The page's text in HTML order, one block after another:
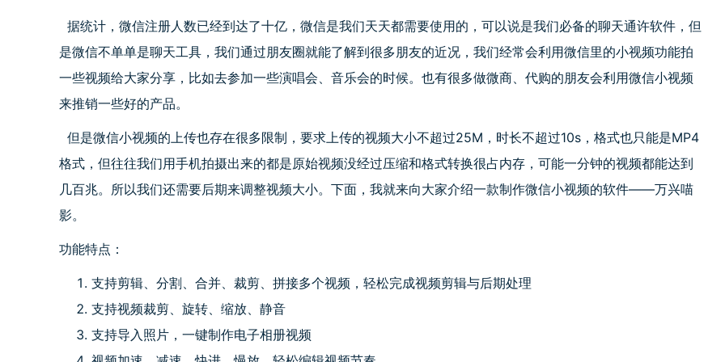
据统计，微信注册人数已经到达了十亿，微信是我们天天都需要使用的，可以说是我们必备的聊天通许软件，但
是微信不单单是聊天工具，我们通过朋友圈就能了解到很多朋友的近况，我们经常会利用微信里的小视频功能拍
一些视频给大家分享，比如去参加一些演唱会、音乐会的时候。也有很多做微商、代购的朋友会利用微信小视频
来推销一些好的产品。
但是微信小视频的上传也存在很多限制，要求上传的视频大小不超过25M，时长不超过10s，格式也只能是MP4
格式，但往往我们用手机拍摄出来的都是原始视频没经过压缩和格式转换很占内存，可能一分钟的视频都能达到
几百兆。所以我们还需要后期来调整视频大小。下面，我就来向大家介绍一款制作微信小视频的软件——万兴喵
影。
功能特点：
支持剪辑、分割、合并、裁剪、拼接多个视频，轻松完成视频剪辑与后期处理
支持视频裁剪、旋转、缩放、静音
支持导入照片，一键制作电子相册视频